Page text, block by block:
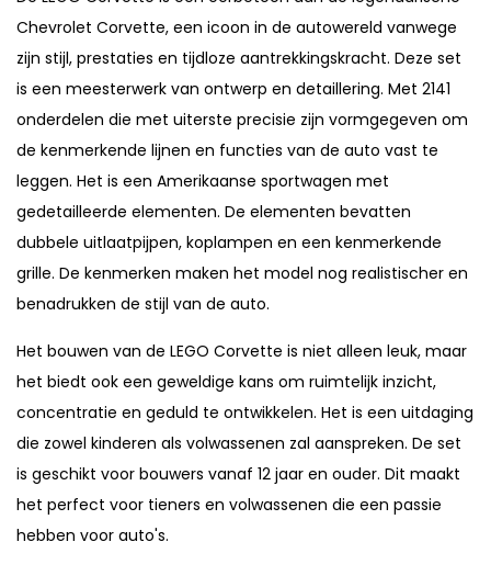
Chevrolet Corvette, een icoon in de autowereld vanwege
zijn stijl, prestaties en tijdloze aantrekkingskracht. Deze set
is een meesterwerk van ontwerp en detaillering. Met 2141
onderdelen die met uiterste precisie zijn vormgegeven om
de kenmerkende lijnen en functies van de auto vast te
leggen. Het is een Amerikaanse sportwagen met
gedetailleerde elementen. De elementen bevatten
dubbele uitlaatpijpen, koplampen en een kenmerkende
grille. De kenmerken maken het model nog realistischer en
benadrukken de stijl van de auto.
Het bouwen van de LEGO Corvette is niet alleen leuk, maar
het biedt ook een geweldige kans om ruimtelijk inzicht,
concentratie en geduld te ontwikkelen. Het is een uitdaging
die zowel kinderen als volwassenen zal aanspreken. De set
is geschikt voor bouwers vanaf 12 jaar en ouder. Dit maakt
het perfect voor tieners en volwassenen die een passie
hebben voor auto's.